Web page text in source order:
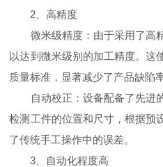
2、高精度
微米级精度：由于采用了高
以达到微米级别的加工精度。这
质量标准，显著减少了产品缺陷率
自动校正：设备配备了先进
检测工件的位置和尺寸，根据预
了传统手工操作中的误差。
3、自动化程度高